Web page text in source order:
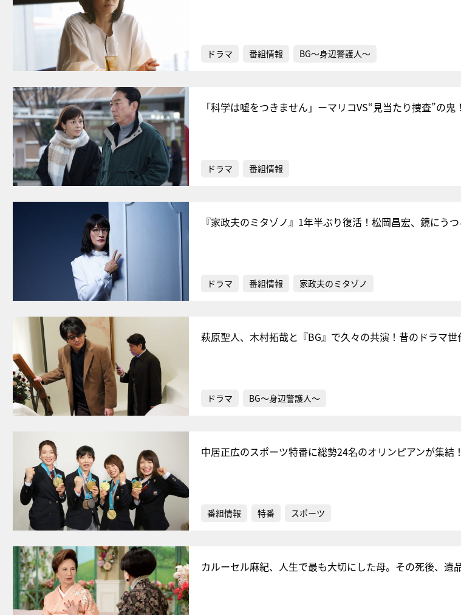
ドラマ 番組情報 BG～身辺警護人～
「科学は嘘をつきません」ーマリコVS“見当たり捜査”の鬼
ドラマ 番組情報
『家政夫のミタゾノ』1年半ぶり復活！松岡昌宏、鏡にう
ドラマ 番組情報 家政夫のミタゾノ
萩原聖人、木村拓哉と『BG』で久々の共演！昔のドラマ世
ドラマ BG～身辺警護人～
中居正広のスポーツ特番に総勢24名のオリンピアンが集結
番組情報 特番 スポーツ
カルーセル麻紀、人生で最も大切にした母。その死後、遺